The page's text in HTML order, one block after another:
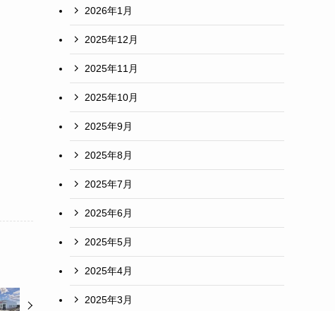
2026年1月
2025年12月
2025年11月
2025年10月
2025年9月
2025年8月
2025年7月
2025年6月
2025年5月
2025年4月
2025年3月